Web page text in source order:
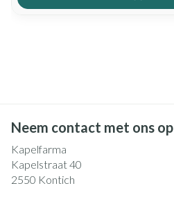
Neem contact met ons op
Kapelfarma
Kapelstraat 40
2550 Kontich